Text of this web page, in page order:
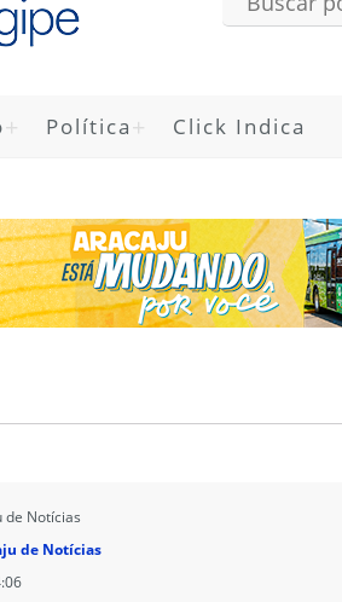
Política Click Indica
de Notícias
de Notícias